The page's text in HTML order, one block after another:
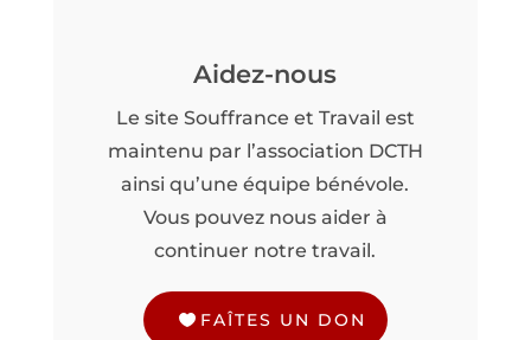
Aidez-nous
Le site Souffrance et Travail est
maintenu par l’association DCTH
ainsi qu’une équipe bénévole.
Vous pouvez nous aider à
continuer notre travail.
FAÎTES UN DON